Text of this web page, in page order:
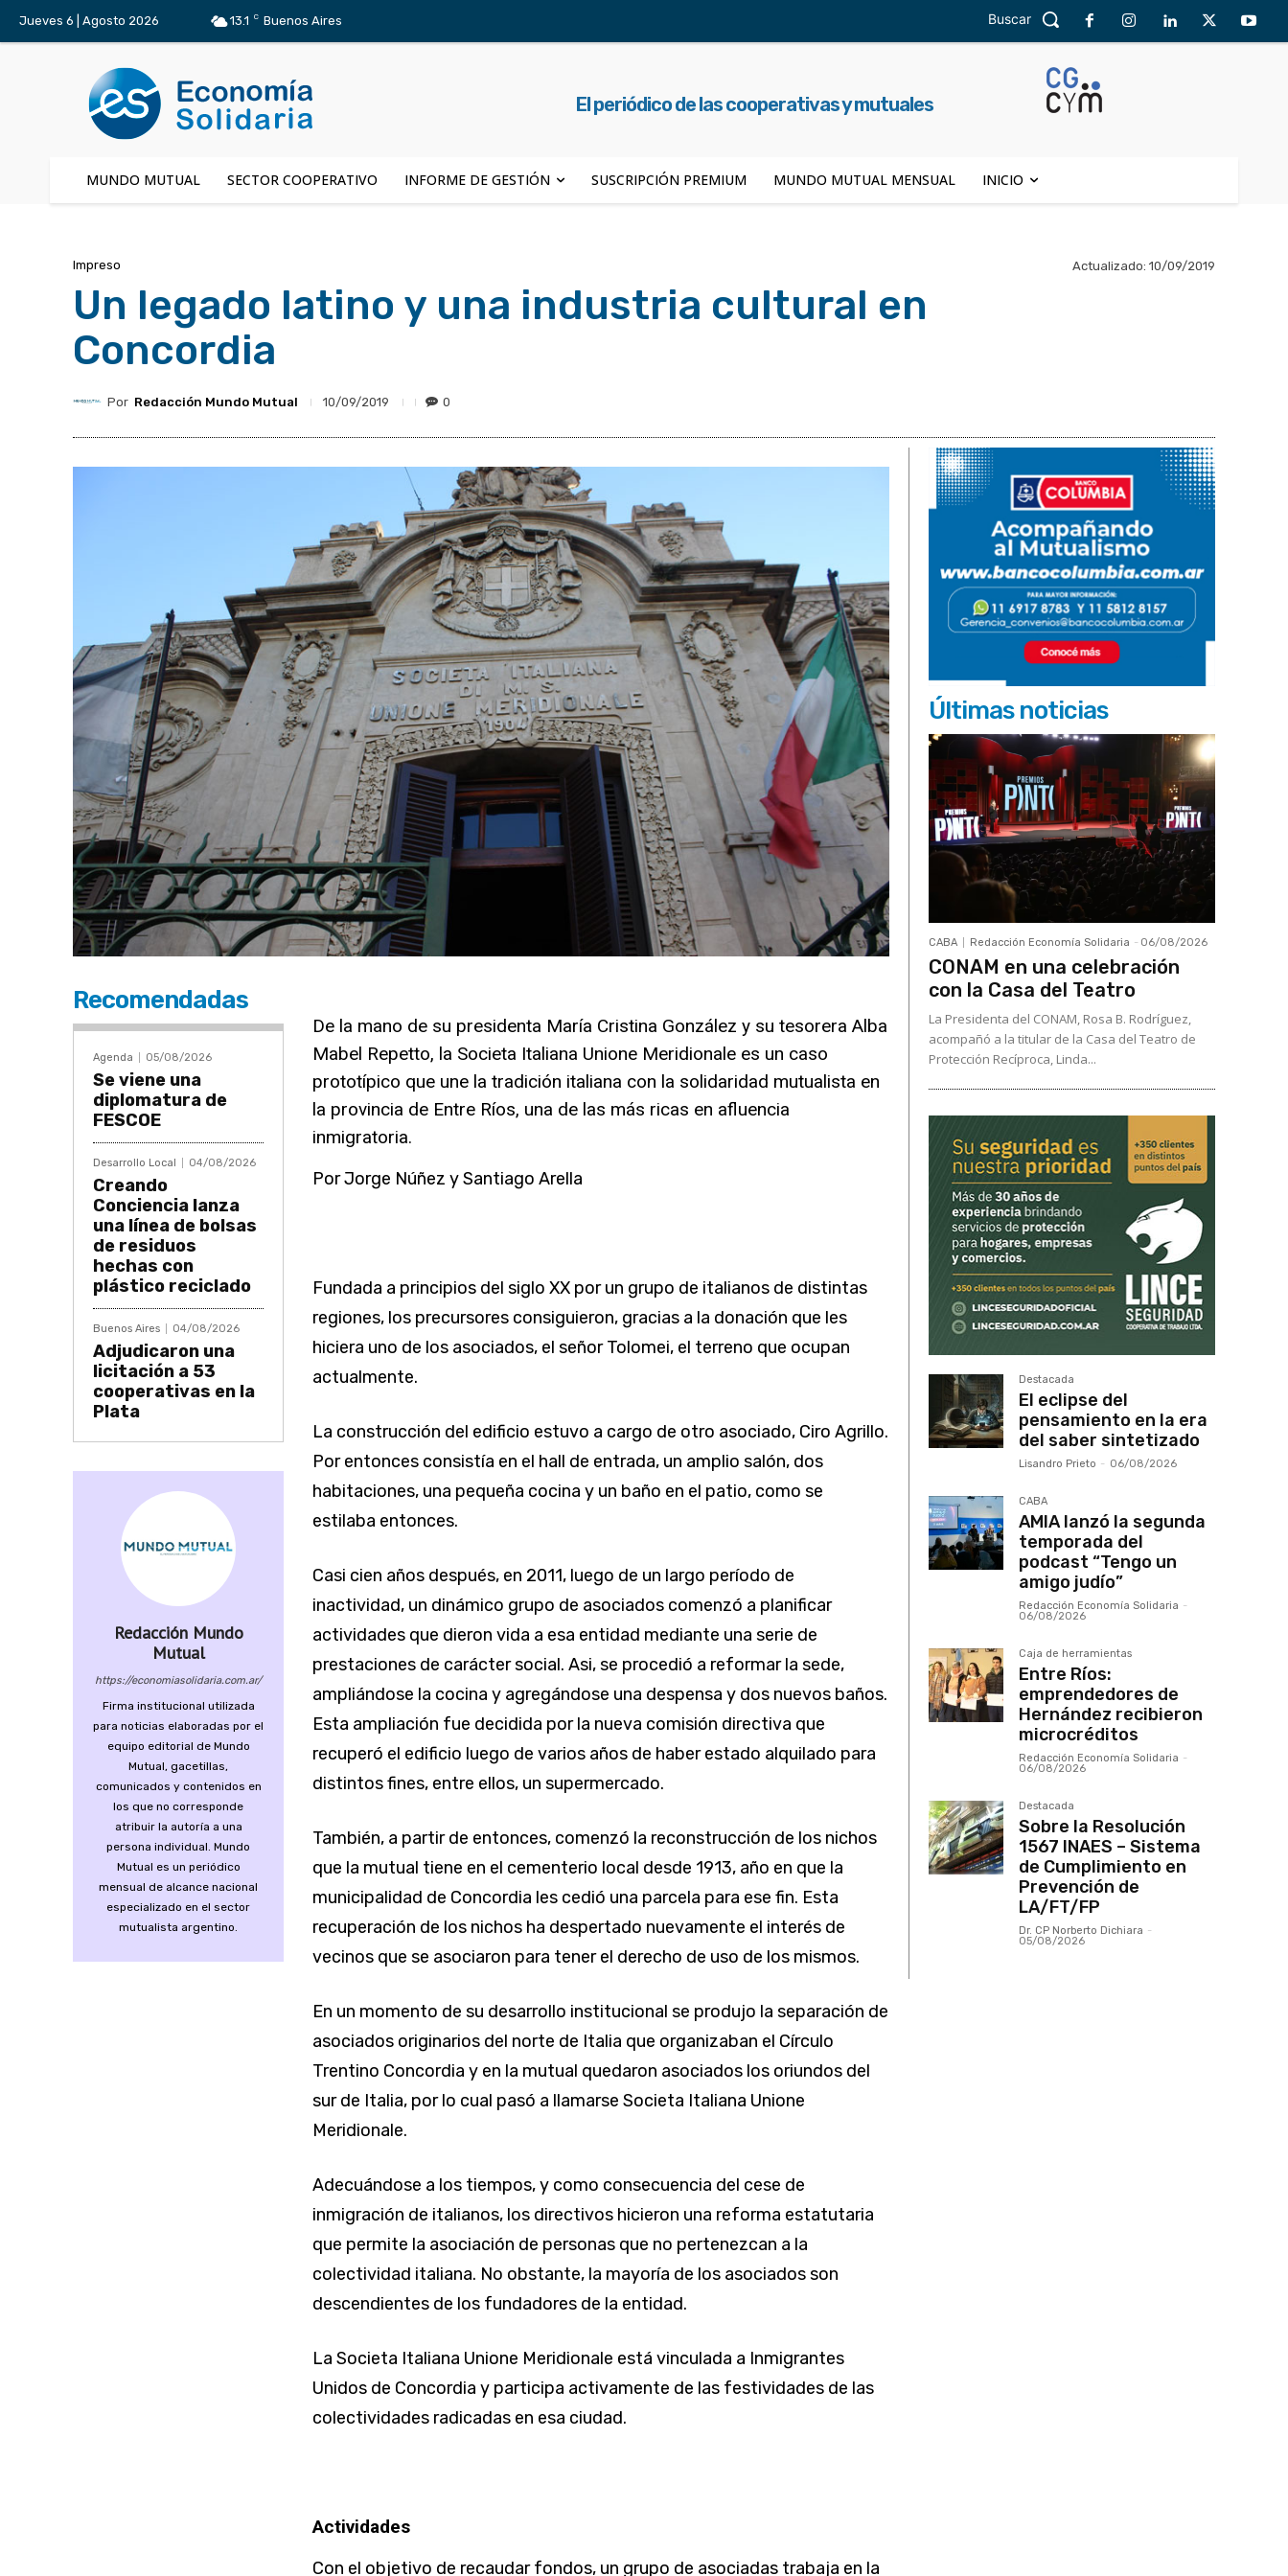
Jueves 6 | Agosto 2026 13.1 C Buenos Aires Buscar
El periódico de las cooperativas y mutuales
MUNDO MUTUAL SECTOR COOPERATIVO INFORME DE GESTIÓN SUSCRIPCIÓN PREMIUM MUNDO MUTUAL MENSUAL INICIO
Impreso Actualizado: 10/09/2019
Un legado latino y una industria cultural en
Concordia
Por Redacción Mundo Mutual 10/09/2019 0
Recomendadas
Agenda 05/08/2026
Se viene una
diplomatura de
FESCOE
Desarrollo Local 04/08/2026
Creando
Conciencia lanza
una línea de bolsas
de residuos
hechas con
plástico reciclado
Buenos Aires 04/08/2026
Adjudicaron una
licitación a 53
cooperativas en la
Plata
Redacción Mundo
Mutual
https://economiasolidaria.com.ar/
Firma institucional utilizada
para noticias elaboradas por el
equipo editorial de Mundo
Mutual, gacetillas,
comunicados y contenidos en
los que no corresponde
atribuir la autoría a una
persona individual. Mundo
Mutual es un periódico
mensual de alcance nacional
especializado en el sector
mutualista argentino.
De la mano de su presidenta María Cristina González y su tesorera Alba
Mabel Repetto, la Societa Italiana Unione Meridionale es un caso
prototípico que une la tradición italiana con la solidaridad mutualista en
la provincia de Entre Ríos, una de las más ricas en afluencia
inmigratoria.
Por Jorge Núñez y Santiago Arella
Fundada a principios del siglo XX por un grupo de italianos de distintas
regiones, los precursores consiguieron, gracias a la donación que les
hiciera uno de los asociados, el señor Tolomei, el terreno que ocupan
actualmente.
La construcción del edificio estuvo a cargo de otro asociado, Ciro Agrillo.
Por entonces consistía en el hall de entrada, un amplio salón, dos
habitaciones, una pequeña cocina y un baño en el patio, como se
estilaba entonces.
Casi cien años después, en 2011, luego de un largo período de
inactividad, un dinámico grupo de asociados comenzó a planificar
actividades que dieron vida a esa entidad mediante una serie de
prestaciones de carácter social. Asi, se procedió a reformar la sede,
ampliándose la cocina y agregándose una despensa y dos nuevos baños.
Esta ampliación fue decidida por la nueva comisión directiva que
recuperó el edificio luego de varios años de haber estado alquilado para
distintos fines, entre ellos, un supermercado.
También, a partir de entonces, comenzó la reconstrucción de los nichos
que la mutual tiene en el cementerio local desde 1913, año en que la
municipalidad de Concordia les cedió una parcela para ese fin. Esta
recuperación de los nichos ha despertado nuevamente el interés de
vecinos que se asociaron para tener el derecho de uso de los mismos.
En un momento de su desarrollo institucional se produjo la separación de
asociados originarios del norte de Italia que organizaban el Círculo
Trentino Concordia y en la mutual quedaron asociados los oriundos del
sur de Italia, por lo cual pasó a llamarse Societa Italiana Unione
Meridionale.
Adecuándose a los tiempos, y como consecuencia del cese de
inmigración de italianos, los directivos hicieron una reforma estatutaria
que permite la asociación de personas que no pertenezcan a la
colectividad italiana. No obstante, la mayoría de los asociados son
descendientes de los fundadores de la entidad.
La Societa Italiana Unione Meridionale está vinculada a Inmigrantes
Unidos de Concordia y participa activamente de las festividades de las
colectividades radicadas en esa ciudad.
Actividades
Con el objetivo de recaudar fondos, un grupo de asociadas trabaja en la
Últimas noticias
CABA Redacción Economía Solidaria - 06/08/2026
CONAM en una celebración
con la Casa del Teatro
La Presidenta del CONAM, Rosa B. Rodríguez,
acompañó a la titular de la Casa del Teatro de
Protección Recíproca, Linda...
Destacada
El eclipse del
pensamiento en la era
del saber sintetizado
Lisandro Prieto - 06/08/2026
CABA
AMIA lanzó la segunda
temporada del
podcast “Tengo un
amigo judío”
Redacción Economía Solidaria -
06/08/2026
Caja de herramientas
Entre Ríos:
emprendedores de
Hernández recibieron
microcréditos
Redacción Economía Solidaria -
06/08/2026
Destacada
Sobre la Resolución
1567 INAES – Sistema
de Cumplimiento en
Prevención de
LA/FT/FP
Dr. CP Norberto Dichiara -
05/08/2026